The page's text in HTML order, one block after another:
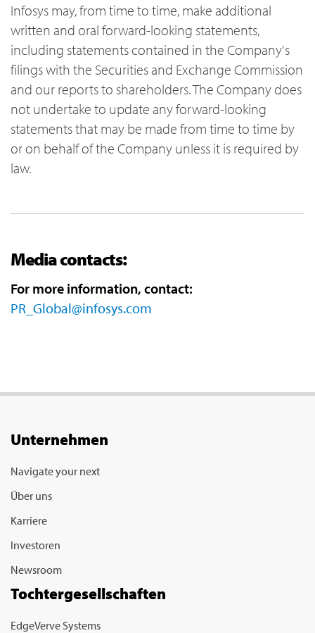
Infosys may, from time to time, make additional
written and oral forward-looking statements,
including statements contained in the Company's
filings with the Securities and Exchange Commission
and our reports to shareholders. The Company does
not undertake to update any forward-looking
statements that may be made from time to time by
or on behalf of the Company unless it is required by
law.
Media contacts:
For more information, contact:
PR_Global@infosys.com
Unternehmen
Navigate your next
Über uns
Karriere
Investoren
Newsroom
Tochtergesellschaften
EdgeVerve Systems